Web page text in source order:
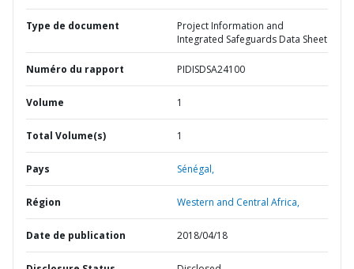
Type de document
Project Information and
Integrated Safeguards Data Sheet
Numéro du rapport PIDISDSA24100
Volume 1
Total Volume(s) 1
Pays Sénégal,
Région Western and Central Africa,
Date de publication 2018/04/18